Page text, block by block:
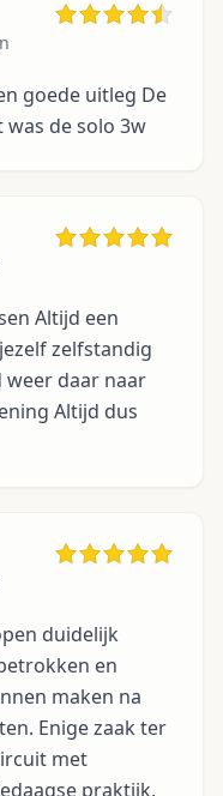
goede uitleg De
de solo 3w
Altijd een
zelfstandig
weer daar naar
Altijd dus
duidelijk
en
maken na
Enige zaak ter
met
praktijk.